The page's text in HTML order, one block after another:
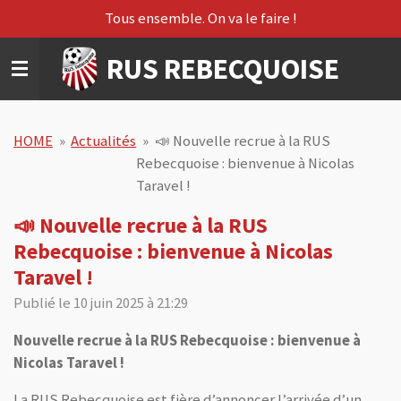
au
contenu
principal
RUS REBECQUOISE
Tous ensemble. On va le faire !
HOME » Actualités » 📣 Nouvelle recrue à la RUS
Rebecquoise : bienvenue à Nicolas
Taravel !
📣 Nouvelle recrue à la RUS
Rebecquoise : bienvenue à Nicolas
Taravel !
Publié le 10 juin 2025 à 21:29
Nouvelle recrue à la RUS Rebecquoise : bienvenue à
Nicolas Taravel !